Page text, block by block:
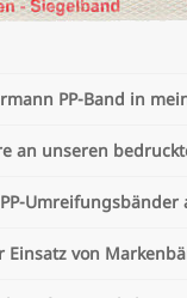
PP-Band in
an unseren
Umreifungsbänder
von